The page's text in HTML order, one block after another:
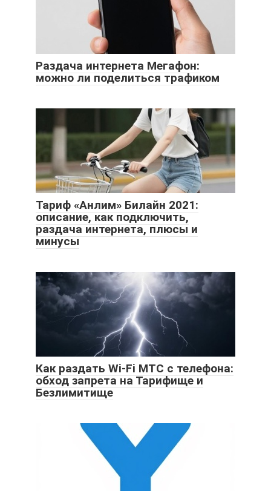
Раздача интернета Мегафон:
можно ли поделиться трафиком
Тариф «Анлим» Билайн 2021:
описание, как подключить,
раздача интернета, плюсы и
минусы
Как раздать Wi-Fi МТС с телефона:
обход запрета на Тарифище и
Безлимитище